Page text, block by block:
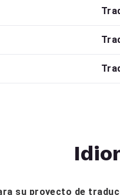
su proyecto de